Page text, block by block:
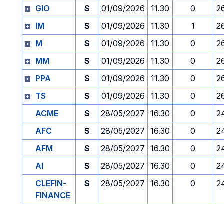
GIO
S 01/09/2026 11.30 0
IM
S 01/09/2026 11.30 1
M
S 01/09/2026 11.30 0
MM
S 01/09/2026 11.30 0
PPA
S 01/09/2026 11.30 0
TS
S 01/09/2026 11.30 0
ACME
S 28/05/2027 16.30 0
AFC
S 28/05/2027 16.30 0
AFM
S 28/05/2027 16.30 0
AI
S 28/05/2027 16.30 0
CLEFIN-
FINANCE
S 28/05/2027 16.30 0